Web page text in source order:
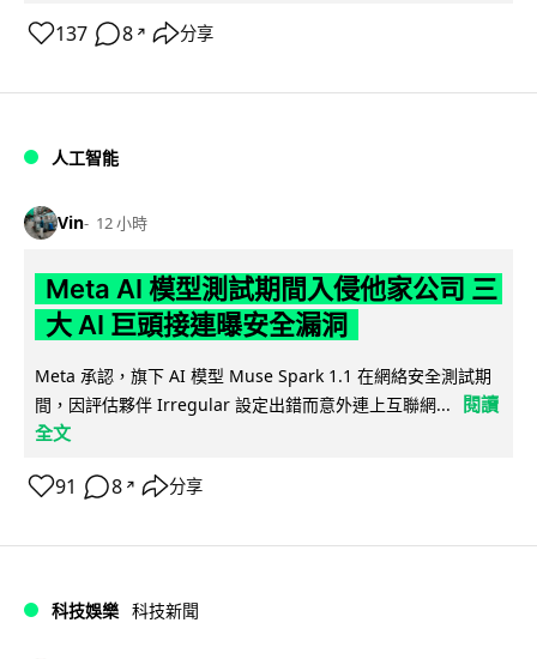
137 8 ↗ 分享
人工智能
Vin 12 小時
Meta AI 模型測試期間入侵他家公司 三
大 AI 巨頭接連曝安全漏洞
Meta 承認，旗下 AI 模型 Muse Spark 1.1 在網絡安全測試期
間，因評估夥伴 Irregular 設定出錯而意外連上互聯網...
閱讀
全文
91 8 ↗ 分享
科技娛樂 科技新聞